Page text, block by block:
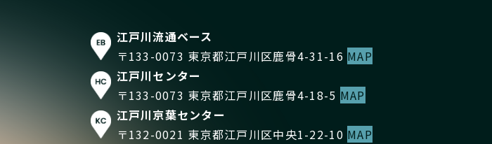
江戸川流通ベース
〒133-0073 東京都江戸川区鹿骨4-31-16 MAP
江戸川センター
〒133-0073 東京都江戸川区鹿骨4-18-5 MAP
江戸川京葉センター
〒132-0021 東京都江戸川区中央1-22-10 MAP